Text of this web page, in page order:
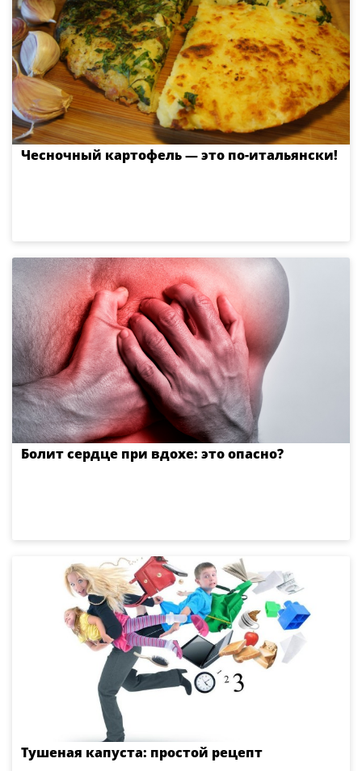
Чесночный картофель — это по-итальянски!
Болит сердце при вдохе: это опасно?
Тушеная капуста: простой рецепт